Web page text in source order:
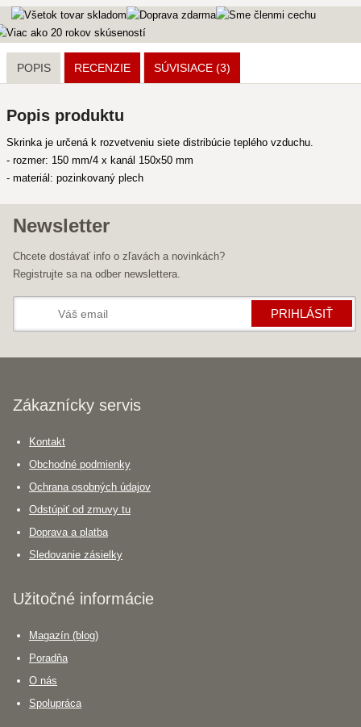
POPIS RECENZIE SÚVISIACE (3)
Popis produktu
Skrinka je určená k rozvetveniu siete distribúcie teplého vzduchu.
- rozmer: 150 mm/4 x kanál 150x50 mm
- materiál: pozinkovaný plech
Newsletter
Chcete dostávať info o zľavách a novinkách?
Registrujte sa na odber newslettera.
PRIHLÁSIŤ
Zákaznícky servis
Kontakt
Obchodné podmienky
Ochrana osobných údajov
Odstúpiť od zmuvy tu
Doprava a platba
Sledovanie zásielky
Užitočné informácie
Magazín (blog)
Poradňa
O nás
Spolupráca